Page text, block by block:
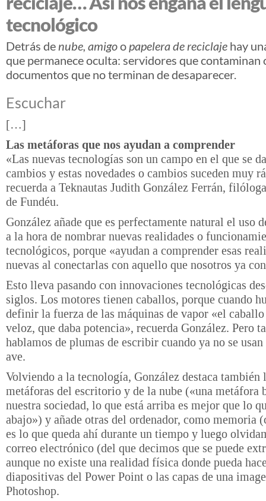
tecnológico
Detrás de nube, amigoopapelera de reciclaje hay
que permanece oculta: servidores que contaminan
documentos que no terminan de desaparecer.
Escuchar
[…]
Las metáforas que nos ayudan a comprender
«Las nuevas tecnologías son un campo en el que se
cambios y estas novedades o cambios suceden muy
recuerda a Teknautas Judith González Ferrán,
de Fundéu.
González añade que es perfectamente natural el uso
a la hora de nombrar nuevas realidades o
tecnológicos, porque «ayudan a comprender esas
nuevas al conectarlas con aquello que nosotros ya
Esto lleva pasando con innovaciones tecnológicas
siglos. Los motores tienen caballos, porque cuando
definir la fuerza de las máquinas de vapor «el
veloz, que daba potencia», recuerda González. Pero
hablamos de plumas de escribir cuando ya no se
ave.
Volviendo a la tecnología, González destaca también
metáforas del escritorio y de la nube («una metáfora
nuestra sociedad, lo que está arriba es mejor que lo
abajo») y añade otras del ordenador, como memoria
es lo que queda ahí durante un tiempo y luego
correo electrónico (del que decimos que se puede
aunque no existe una realidad física donde pueda
diapositivas del Power Point o las capas de una
Photoshop.